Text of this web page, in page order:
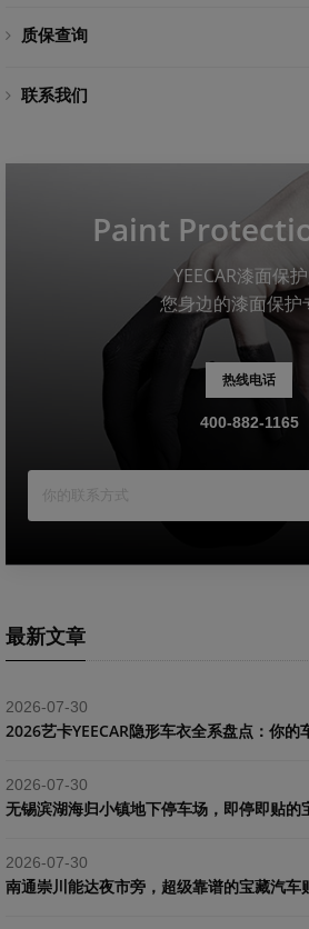
质保查询
联系我们
Paint
YEECAR漆面保
您身边的漆面保护
热线电话
400-882-1165
最新文章
2026-07-30
2026艺卡YEECAR隐形车衣全系盘点：你的
2026-07-30
无锡滨湖海归小镇地下停车场，即停即贴的
2026-07-30
南通崇川能达夜市旁，超级靠谱的宝藏汽车